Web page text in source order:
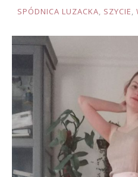
JOULE
SPÓDNICA LUZACKA, SZYCIE,